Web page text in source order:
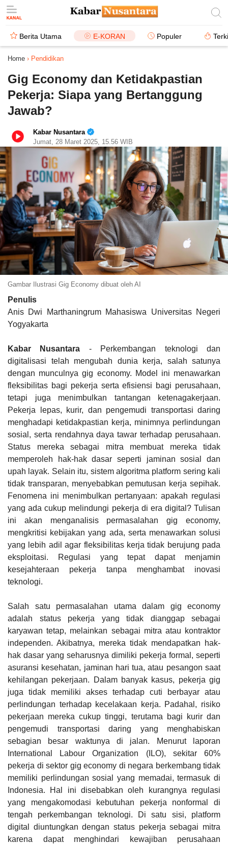
Berita Utama E-KORAN Populer
Home › Pendidikan
Gig Economy dan Ketidakpastian
Pekerja: Siapa yang Bertanggung
Jawab?
Kabar Nusantara
Jumat, 28 Maret 2025, 15.56 WIB
Gambar Ilustrasi Gig Economy dibuat oleh AI
Penulis
Anis Dwi Marthaningrum Mahasiswa Universitas Negeri
Yogyakarta
Kabar Nusantara - Perkembangan teknologi dan
digitalisasi telah mengubah dunia kerja, salah satunya
dengan munculnya gig economy. Model ini menawarkan
fleksibilitas bagi pekerja serta efisiensi bagi perusahaan,
tetapi juga menimbulkan tantangan ketenagakerjaan.
Pekerja lepas, kurir, dan pengemudi transportasi daring
menghadapi ketidakpastian kerja, minimnya perlindungan
sosial, serta rendahnya daya tawar terhadap perusahaan.
Status mereka sebagai mitra membuat mereka tidak
memperoleh hak-hak dasar seperti jaminan sosial dan
upah layak. Selain itu, sistem algoritma platform sering kali
tidak transparan, menyebabkan pemutusan kerja sepihak.
Fenomena ini menimbulkan pertanyaan: apakah regulasi
yang ada cukup melindungi pekerja di era digital? Tulisan
ini akan menganalisis permasalahan gig economy,
mengkritisi kebijakan yang ada, serta menawarkan solusi
yang lebih adil agar fleksibilitas kerja tidak berujung pada
eksploitasi. Regulasi yang tepat dapat menjamin
kesejahteraan pekerja tanpa menghambat inovasi
teknologi.
Salah satu permasalahan utama dalam gig economy
adalah status pekerja yang tidak dianggap sebagai
karyawan tetap, melainkan sebagai mitra atau kontraktor
independen. Akibatnya, mereka tidak mendapatkan hak-
hak dasar yang seharusnya dimiliki pekerja formal, seperti
asuransi kesehatan, jaminan hari tua, atau pesangon saat
kehilangan pekerjaan. Dalam banyak kasus, pekerja gig
juga tidak memiliki akses terhadap cuti berbayar atau
perlindungan terhadap kecelakaan kerja. Padahal, risiko
pekerjaan mereka cukup tinggi, terutama bagi kurir dan
pengemudi transportasi daring yang menghabiskan
sebagian besar waktunya di jalan. Menurut laporan
International Labour Organization (ILO), sekitar 60%
pekerja di sektor gig economy di negara berkembang tidak
memiliki perlindungan sosial yang memadai, termasuk di
Indonesia. Hal ini disebabkan oleh kurangnya regulasi
yang mengakomodasi kebutuhan pekerja nonformal di
tengah perkembangan teknologi. Di satu sisi, platform
digital diuntungkan dengan status pekerja sebagai mitra
karena dapat menghindari kewajiban perusahaan